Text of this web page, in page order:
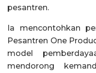
pesantren.
Ia mencontohkan
Pesantren One
model
mendorong